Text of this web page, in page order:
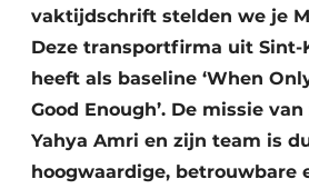
vaktijdschrift stelden we je
Deze transportfirma uit Sint-
heeft als baseline ‘When
Good Enough’. De missie
Yahya Amri en zijn team is
hoogwaardige, betrouwbare